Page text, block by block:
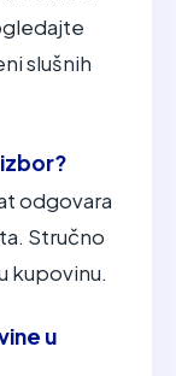
slušnih
odgovara
Stručno
kupovinu.
u